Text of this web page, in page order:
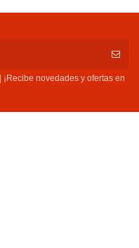
¡Recibe novedades y ofertas en